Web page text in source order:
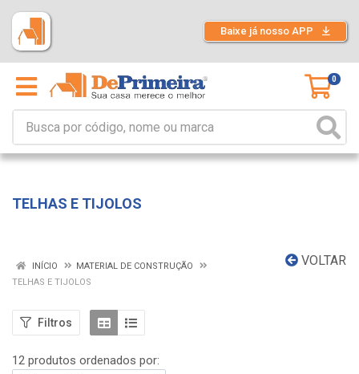
Baixe já nosso APP
0
TELHAS E TIJOLOS
VOLTAR
INÍCIO
MATERIAL DE CONSTRUÇÃO
TELHAS E TIJOLOS
Filtros
12 produtos ordenados por: